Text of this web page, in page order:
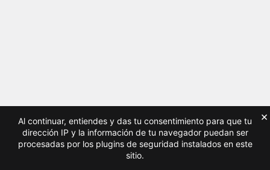
Al continuar, entiendes y das tu consentimiento para que tu
dirección IP y la información de tu navegador puedan ser
procesadas por los plugins de seguridad instalados en este
sitio.
×